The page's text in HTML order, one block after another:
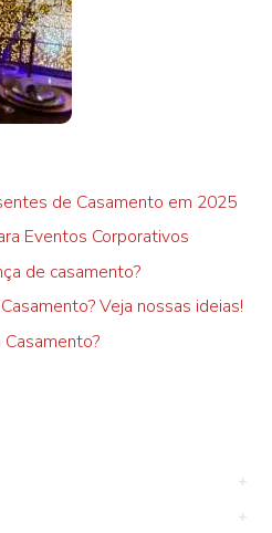
de Casamento em 2025
Eventos Corporativos
de casamento?
Veja nossas ideias!